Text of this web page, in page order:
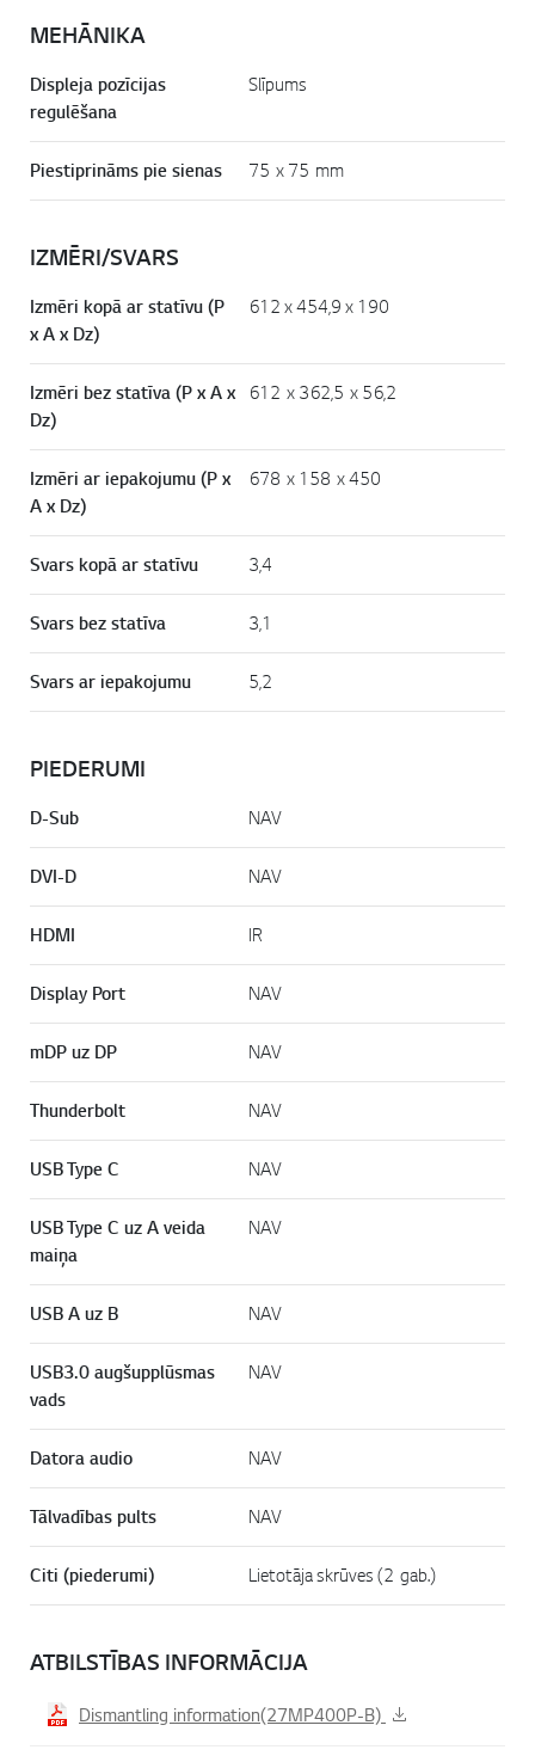
MEHĀNIKA
Displeja pozīcijas
regulēšana
Slīpums
Piestiprināms pie sienas 75 x 75 mm
IZMĒRI/SVARS
Izmēri kopā ar statīvu (P
x A x Dz)
612 x 454,9 x 190
Izmēri bez statīva (P x A x
Dz)
612 x 362,5 x 56,2
Izmēri ar iepakojumu (P x
A x Dz)
678 x 158 x 450
Svars kopā ar statīvu 3,4
Svars bez statīva 3,1
Svars ar iepakojumu 5,2
PIEDERUMI
D-Sub NAV
DVI-D NAV
HDMI IR
Display Port NAV
mDP uz DP NAV
Thunderbolt NAV
USB Type C NAV
USB Type C uz A veida
maiņa
NAV
USB A uz B NAV
USB3.0 augšupplūsmas
vads
NAV
Datora audio NAV
Tālvadības pults NAV
Citi (piederumi) Lietotāja skrūves (2 gab.)
ATBILSTĪBAS INFORMĀCIJA
Dismantling information(27MP400P-B)